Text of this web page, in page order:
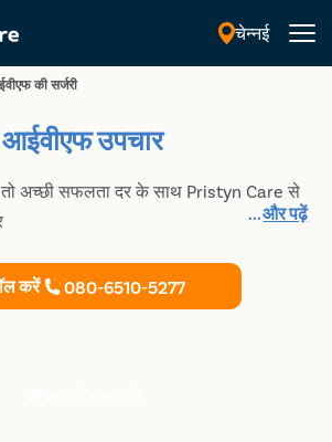
चेन्नई
की सर्जरी
उपचार
अच्छी सफलता दर के साथ Pristyn Care से
...और पढ़ें
करें 080-6510-5277